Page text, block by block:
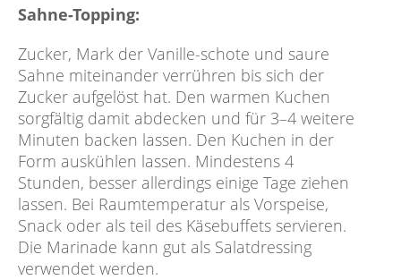
Sahne-Topping:
Zucker, Mark der Vanille-schote und saure
Sahne miteinander verrühren bis sich der
Zucker aufgelöst hat. Den warmen Kuchen
sorgfältig damit abdecken und für 3–4 weitere
Minuten backen lassen. Den Kuchen in der
Form auskühlen lassen. Mindestens 4
Stunden, besser allerdings einige Tage ziehen
lassen. Bei Raumtemperatur als Vorspeise,
Snack oder als teil des Käsebuffets servieren.
Die Marinade kann gut als Salatdressing
verwendet werden.